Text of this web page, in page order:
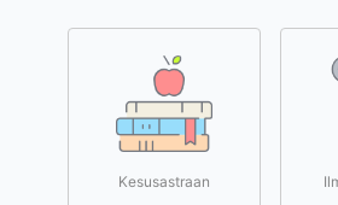
Kesusastraan